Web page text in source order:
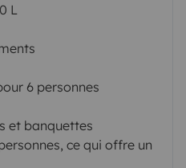
L
6 personnes
et banquettes
ce qui offre un